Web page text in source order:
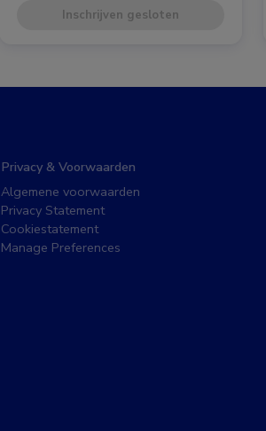
Inschrijven gesloten
Privacy & Voorwaarden
Algemene voorwaarden
Privacy Statement
Cookiestatement
Manage Preferences